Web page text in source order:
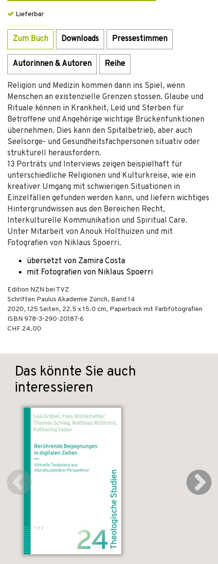
Lieferbar
Zum Buch Downloads Pressestimmen
Autorinnen & Autoren Reihe
Religion und Medizin kommen dann ins Spiel, wenn
Menschen an existenzielle Grenzen stossen. Glaube und
Rituale können in Krankheit, Leid und Sterben für
Betroffene und Angehörige wichtige Brückenfunktionen
übernehmen. Dies kann den Spitalbetrieb, aber auch
Seelsorge- und Gesundheitsfachpersonen situativ oder
strukturell herausfordern.
13 Porträts und Interviews zeigen beispielhaft für
unterschiedliche Religionen und Kulturkreise, wie ein
kreativer Umgang mit schwierigen Situationen in
Einzelfällen gefunden werden kann, und liefern wichtiges
Hintergrundwissen aus den Bereichen Recht,
Interkulturelle Kommunikation und Spiritual Care.
Unter Mitarbeit von Anouk Holthuizen und mit
Fotografien von Niklaus Spoerri.
übersetzt von Zamira Costa
mit Fotografien von Niklaus Spoerri
Edition NZN bei TVZ
Schriften Paulus Akademie Zürich, Band 14
2020, 125 Seiten, 22.5 x 15.0 cm, Paperback mit Farbfotografien
ISBN 978-3-290-20187-6
CHF 24.00
Das könnte Sie auch
interessieren